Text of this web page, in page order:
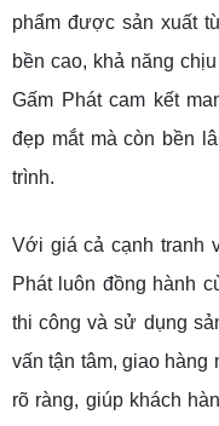
phẩm được sản xuất
bền cao, khả năng
Gấm Phát cam kết
đẹp mắt mà còn bền
trình.
Với giá cả cạnh tranh
Phát luôn đồng hành
thi công và sử dụng
vấn tận tâm, giao hàng
rõ ràng, giúp khách